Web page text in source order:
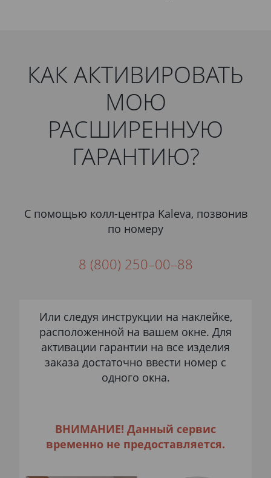
КАК АКТИВИРОВАТЬ
МОЮ
РАСШИРЕННУЮ
ГАРАНТИЮ?
С помощью колл-центра Kaleva, позвонив
по номеру
8 (800) 250–00–88
Или следуя инструкции на наклейке,
расположенной на вашем окне. Для
активации гарантии на все изделия
заказа достаточно ввести номер с
одного окна.
ВНИМАНИЕ! Данный сервис
временно не предоставляется.